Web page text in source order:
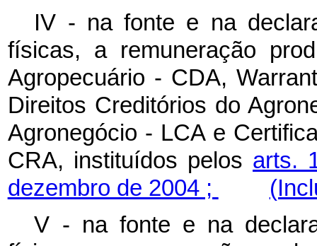
IV - na fonte e na
físicas, a remuneração
Agropecuário - CDA,
Direitos Creditórios do
Agronegócio - LCA e
CRA, instituídos pelos arts.
dezembro de 2004 ;
V - na fonte e na